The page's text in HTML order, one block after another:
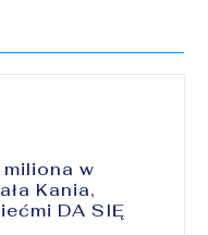
w
Kania,
DA SIĘ